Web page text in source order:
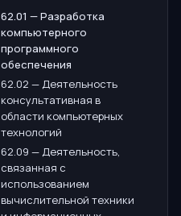
62.01 — Разработка
компьютерного
программного
обеспечения
62.02 — Деятельность
консультативная в
области компьютерных
технологий
62.09 — Деятельность,
связанная с
использованием
вычислительной техники